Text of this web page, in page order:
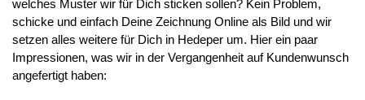
welches Muster wir für Dich sticken sollen? Kein Problem,
schicke und einfach Deine Zeichnung Online als Bild und wir
setzen alles weitere für Dich in Hedeper um. Hier ein paar
Impressionen, was wir in der Vergangenheit auf Kundenwunsch
angefertigt haben: